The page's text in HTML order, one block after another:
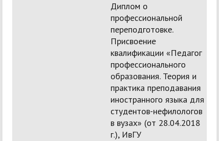
Диплом о
профессиональной
переподготовке.
Присвоение
квалификации «Педагог
профессионального
образования. Теория и
практика преподавания
иностранного языка для
студентов-нефилологов
в вузах» (от 28.04.2018
г.), ИвГУ